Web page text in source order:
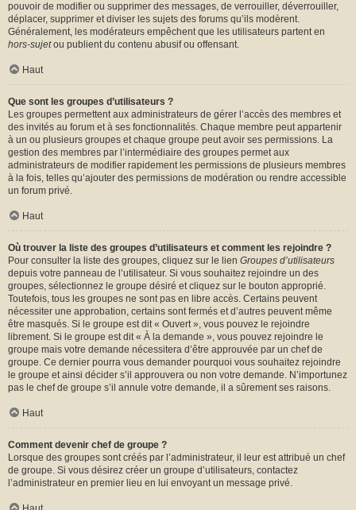
pouvoir de modifier ou supprimer des messages, de verrouiller, déverrouiller,
déplacer, supprimer et diviser les sujets des forums qu’ils modèrent.
Généralement, les modérateurs empêchent que les utilisateurs partent en
hors-sujetou publient du contenu abusif ou offensant.
Haut
Que sont les groupes d’utilisateurs ?
Les groupes permettent aux administrateurs de gérer l’accès des membres et
des invités au forum et à ses fonctionnalités. Chaque membre peut appartenir
à un ou plusieurs groupes et chaque groupe peut avoir ses permissions. La
gestion des membres par l’intermédiaire des groupes permet aux
administrateurs de modifier rapidement les permissions de plusieurs membres
à la fois, telles qu’ajouter des permissions de modération ou rendre accessible
un forum privé.
Haut
Où trouver la liste des groupes d’utilisateurs et comment les rejoindre ?
Pour consulter la liste des groupes, cliquez sur le lien Groupes d’utilisateurs
depuis votre panneau de l’utilisateur. Si vous souhaitez rejoindre un des
groupes, sélectionnez le groupe désiré et cliquez sur le bouton approprié.
Toutefois, tous les groupes ne sont pas en libre accès. Certains peuvent
nécessiter une approbation, certains sont fermés et d’autres peuvent même
être masqués. Si le groupe est dit « Ouvert », vous pouvez le rejoindre
librement. Si le groupe est dit « À la demande », vous pouvez rejoindre le
groupe mais votre demande nécessitera d’être approuvée par un chef de
groupe. Ce dernier pourra vous demander pourquoi vous souhaitez rejoindre
le groupe et ainsi décider s’il approuvera ou non votre demande. N’importunez
pas le chef de groupe s’il annule votre demande, il a sûrement ses raisons.
Haut
Comment devenir chef de groupe ?
Lorsque des groupes sont créés par l’administrateur, il leur est attribué un chef
de groupe. Si vous désirez créer un groupe d’utilisateurs, contactez
l’administrateur en premier lieu en lui envoyant un message privé.